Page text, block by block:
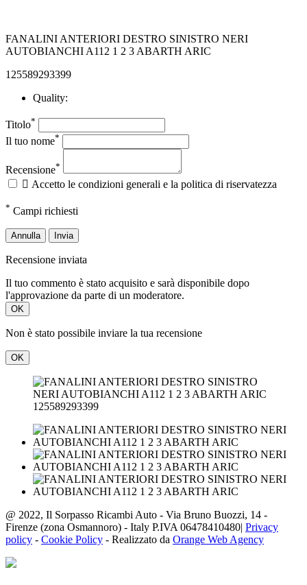
FANALINI ANTERIORI DESTRO SINISTRO NERI
AUTOBIANCHI A112 1 2 3 ABARTH ARIC
125589293399
Quality:
Titolo*
Il tuo nome*
Recensione*
 Accetto le condizioni generali e la politica di riservatezza
* Campi richiesti
Annulla Invia
Recensione inviata
Il tuo commento è stato acquisito e sarà disponibile dopo
l'approvazione da parte di un moderatore.
OK
Non è stato possibile inviare la tua recensione
OK
125589293399
@ 2022, Il Sorpasso Ricambi Auto - Via Bruno Buozzi, 14 -
Firenze (zona Osmannoro) - Italy P.IVA 06478410480| Privacy
policy - Cookie Policy - Realizzato da Orange Web Agency